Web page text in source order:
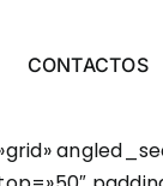
CONTACTOS